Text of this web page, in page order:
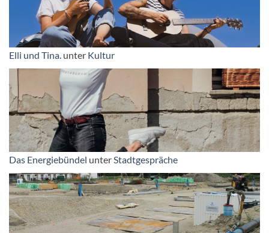
Elli und Tina. unter Kultur
Das Energiebündel unterStadtgespräche